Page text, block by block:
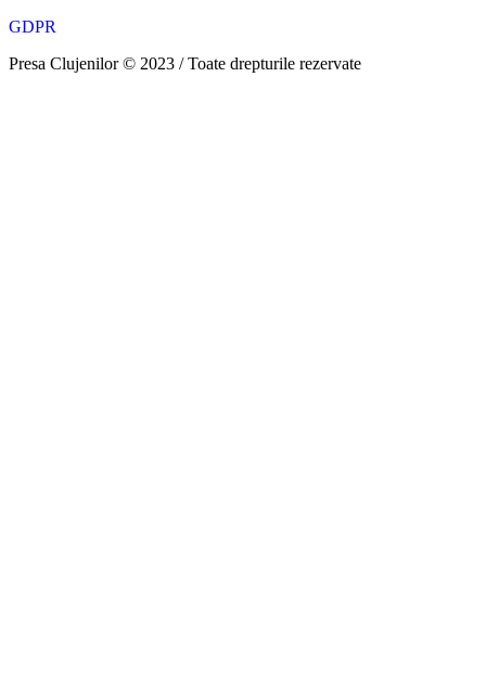
GDPR
Presa Clujenilor © 2023 / Toate drepturile rezervate